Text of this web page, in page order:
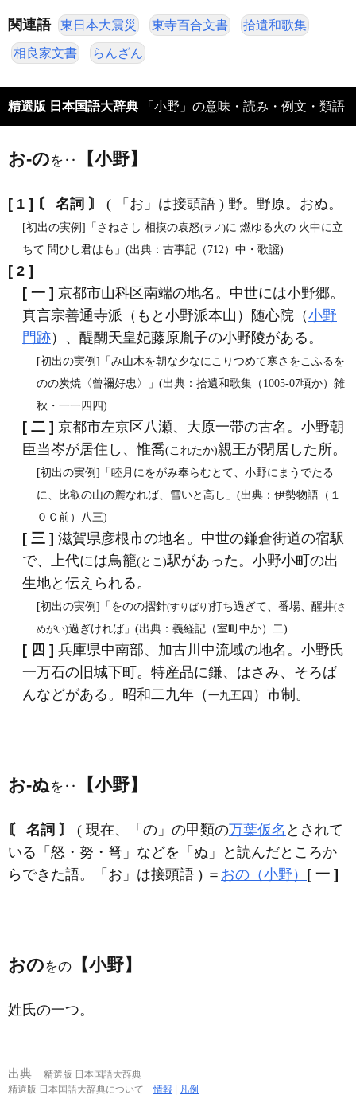
関連語 東日本大震災 東寺百合文書 拾遺和歌集
相良家文書 らんざん
精選版 日本国語大辞典 「小野」の意味・読み・例文・類語
お‐のを‥ 【小野】
[ 1 ] 〘 名詞 〙 ( 「お」は接頭語 ) 野。野原。おぬ。
[初出の実例]「さねさし 相摸の袁怒(ヲノ)に 燃ゆる火の 火中に立
ちて 問ひし君はも」(出典：古事記（712）中・歌謡)
[ 2 ]
[ 一 ] 京都市山科区南端の地名。中世には小野郷。
真言宗善通寺派（もと小野派本山）随心院（小野
門跡）、醍醐天皇妃藤原胤子の小野陵がある。
[初出の実例]「み山木を朝な夕なにこりつめて寒さをこふるを
のの炭焼〈曾禰好忠〉」(出典：拾遺和歌集（1005‐07頃か）雑
秋・一一四四)
[ 二 ] 京都市左京区八瀬、大原一帯の古名。小野朝
臣当岑が居住し、惟喬(これたか)親王が閉居した所。
[初出の実例]「睦月にをがみ奉らむとて、小野にまうでたる
に、比叡の山の麓なれば、雪いと高し」(出典：伊勢物語（１
０Ｃ前）八三)
[ 三 ] 滋賀県彦根市の地名。中世の鎌倉街道の宿駅
で、上代には鳥籠(とこ)駅があった。小野小町の出
生地と伝えられる。
[初出の実例]「をのの摺針(すりばり)打ち過ぎて、番場、醒井(さ
めがい)過ぎければ」(出典：義経記（室町中か）二)
[ 四 ] 兵庫県中南部、加古川中流域の地名。小野氏
一万石の旧城下町。特産品に鎌、はさみ、そろば
んなどがある。昭和二九年（一九五四 ）市制。
お‐ぬ を‥ 【小野】
〘 名詞 〙 ( 現在、「の」の甲類の万葉仮名 とされて
いる「怒・努・弩」などを「ぬ」と読んだところか
らできた語。「お」は接頭語 ) ＝ おの（小野） [ 一 ]
おのをの 【小野】
姓氏の一つ。
出典
精選版 日本国語大辞典
精選版 日本国語大辞典について情報 | 凡例